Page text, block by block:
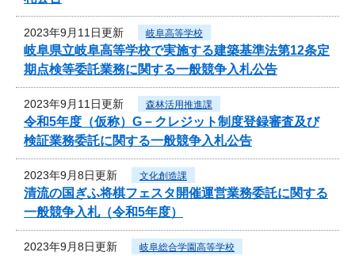
2023年9月11日更新 岐阜高等学校
岐阜県立岐阜高等学校で実施する建築基準法第12条定
期点検等委託業務に関する一般競争入札公告
2023年9月11日更新 森林活用推進課
令和5年度（仮称）G－クレジット制度登録審査及び
検証業務委託に関する一般競争入札公告
2023年9月8日更新 文化創造課
清流の国ぎふ将棋フェスタ開催運営業務委託に関する
一般競争入札（令和5年度）
2023年9月8日更新 岐阜総合学園高等学校